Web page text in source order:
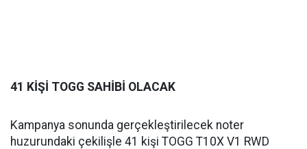
41 KİŞİ TOGG SAHİBİ OLACAK
Kampanya sonunda gerçekleştirilecek noter
huzurundaki çekilişle 41 kişi TOGG T10X V1 RWD